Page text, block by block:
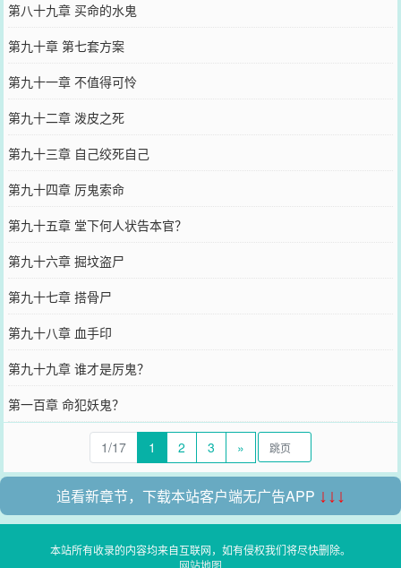
第八十九章 买命的水鬼
第九十章 第七套方案
第九十一章 不值得可怜
第九十二章 泼皮之死
第九十三章 自己绞死自己
第九十四章 厉鬼索命
第九十五章 堂下何人状告本官？
第九十六章 掘坟盗尸
第九十七章 搭骨尸
第九十八章 血手印
第九十九章 谁才是厉鬼？
第一百章 命犯妖鬼？
1/17 1 2 3 »
追看新章节，下载本站客户端无广告APP ↓↓↓
本站所有收录的内容均来自互联网，如有侵权我们将尽快删除。
网站地图